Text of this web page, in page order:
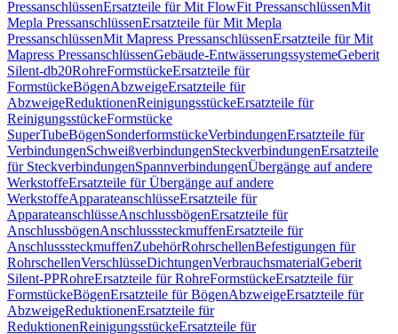
PressanschlüssenErsatzteile für Mit FlowFit PressanschlüssenMit
Mepla PressanschlüssenErsatzteile für Mit Mepla
PressanschlüssenMit Mapress PressanschlüssenErsatzteile für Mit
Mapress PressanschlüssenGebäude-EntwässerungssystemeGeberit
Silent-db20RohreFormstückeErsatzteile für
FormstückeBögenAbzweigeErsatzteile für
AbzweigeReduktionenReinigungsstückeErsatzteile für
ReinigungsstückeFormstücke
SuperTubeBögenSonderformstückeVerbindungenErsatzteile für
VerbindungenSchweißverbindungenSteckverbindungenErsatzteile
für SteckverbindungenSpannverbindungenÜbergänge auf andere
WerkstoffeErsatzteile für Übergänge auf andere
WerkstoffeApparateanschlüsseErsatzteile für
ApparateanschlüsseAnschlussbögenErsatzteile für
AnschlussbögenAnschlusssteckmuffenErsatzteile für
AnschlusssteckmuffenZubehörRohrschellenBefestigungen für
RohrschellenVerschlüsseDichtungenVerbrauchsmaterialGeberit
Silent-PPRohreErsatzteile für RohreFormstückeErsatzteile für
FormstückeBögenErsatzteile für BögenAbzweigeErsatzteile für
AbzweigeReduktionenErsatzteile für
ReduktionenReinigungsstückeErsatzteile für